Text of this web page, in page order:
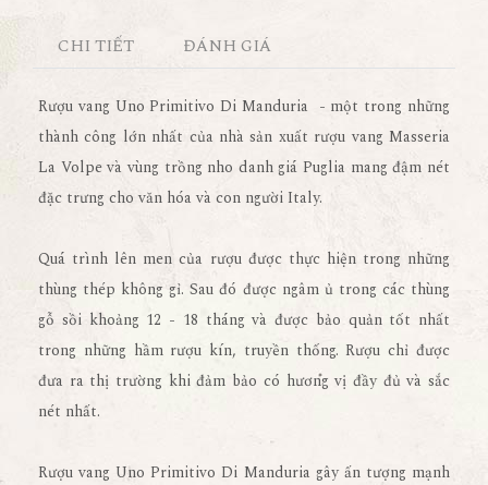
CHI TIẾT ĐÁNH GIÁ
Rượu vang Uno Primitivo Di Manduria - một trong những
thành công lớn nhất của nhà sản xuất rượu vang Masseria
La Volpe và vùng trồng nho danh giá Puglia mang đậm nét
đặc trưng cho văn hóa và con người Italy.
Quá trình lên men của rượu được thực hiện trong những
thùng thép không gỉ. Sau đó được ngâm ủ trong các thùng
gỗ sồi khoảng 12 - 18 tháng và được bảo quản tốt nhất
trong những hầm rượu kín, truyền thống. Rượu chỉ được
đưa ra thị trường khi đảm bảo có hương vị đầy đủ và sắc
nét nhất.
Rượu vang Uno Primitivo Di Manduria gây ấn tượng mạnh